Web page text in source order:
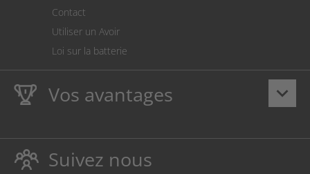
Contact
Utiliser un Avoir
Loi sur la batterie
keyboard_arrow_down
Vos avantages
LaAmpertec Garantie à viesur les encres et toners
protège également votre imprimante.
Suivez nous